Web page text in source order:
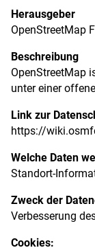
Herausgeber
OpenStreetMap
Beschreibung
OpenStreetMap
unter einer
Link zur
https://
Welche Daten
Standort-
Zweck der
Verbesserung
Cookies: